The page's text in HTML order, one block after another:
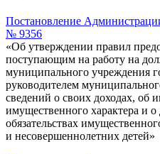
Постановление
№ 9356
«Об утверждении правил
поступающим на работу на
муниципального учреждения
руководителем
сведений о своих доходах, об
имущественного характера и
обязательствах
и несовершеннолетних детей»